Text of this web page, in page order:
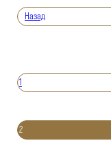
Назад
1
2